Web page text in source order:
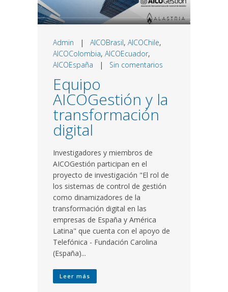
Admin | AICOBrasil, AICOChile,
AICOColombia, AICOEcuador,
AICOEspaña | Sin comentarios
Equipo
AICOGestión y la
transformación
digital
Investigadores y miembros de
AICOGestión participan en el
proyecto de investigación "El rol de
los sistemas de control de gestión
como dinamizadores de la
transformación digital en las
empresas de España y América
Latina" que cuenta con el apoyo de
Telefónica - Fundación Carolina
(España)...
Leer más